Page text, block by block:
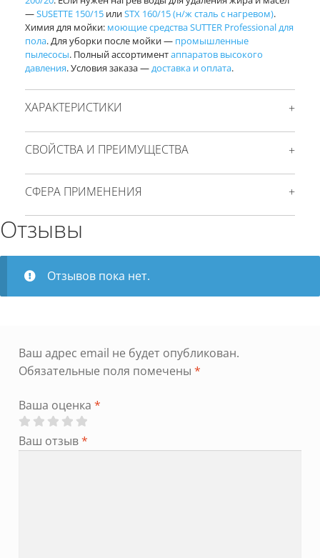
—SUSETTE 150/15 илиSTX 160/15 (н/ж сталь с нагревом).
Химия для мойки: моющие средства SUTTER Professional для
пола. Для уборки после мойки — промышленные
пылесосы. Полный ассортиментаппаратов высокого
давления. Условия заказа —доставка и оплата.
ХАРАКТЕРИСТИКИ
СВОЙСТВА И ПРЕИМУЩЕСТВА
СФЕРА ПРИМЕНЕНИЯ
Отзывы
Отзывов пока нет.
Ваш адрес email не будет опубликован.
Обязательные поля помечены *
Ваша оценка *
Ваш отзыв*